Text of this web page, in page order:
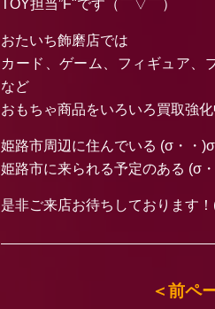
TOY担当”F"です（￣▽￣）
おたいち飾磨店では
カード、ゲーム、フィギュア、
など
おもちゃ商品をいろいろ買取強化
姫路市周辺に住んでいる (σ・・
姫路市に来られる予定のある (σ
是非ご来店お待ちしております
＜前ペ